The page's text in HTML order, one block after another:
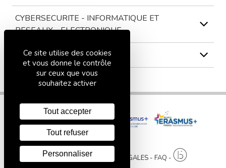
CYBERSECURITE - INFORMATIQUE ET
RESEAUX - ELECTRONIQUE
3ème
PLAN DU SITE MENTIONS LÉGALES FAQ
Ce site utilise des cookies
et vous donne le contrôle
sur ceux que vous
souhaitez activer
Tout accepter
Tout refuser
Personnaliser